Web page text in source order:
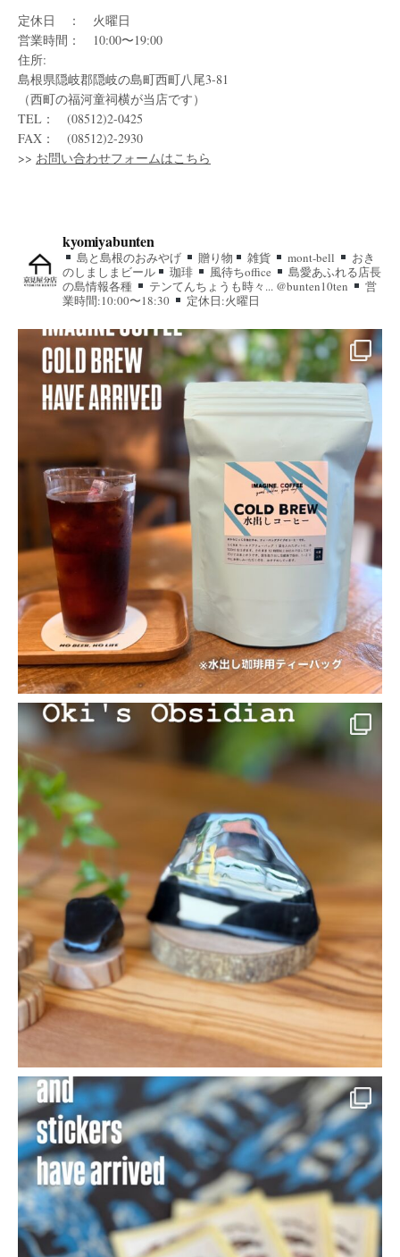
定休日 ： 火曜日
営業時間： 10:00〜19:00
住所:
島根県隠岐郡隠岐の島町西町八尾3-81
（西町の福河童祠横が当店です）
TEL： (08512)2-0425
FAX： (08512)2-2930
>> お問い合わせフォームはこちら
kyomiyabunten
島と島根のおみやげ 贈り物 雑貨 mont-bell
おき
のしましまビール
珈琲 風待ちoffice
島愛あふれる店長
の島情報各種
テンてんちょうも時々... @bunten10ten
営
業時間:10:00〜18:30
定休日:火曜日